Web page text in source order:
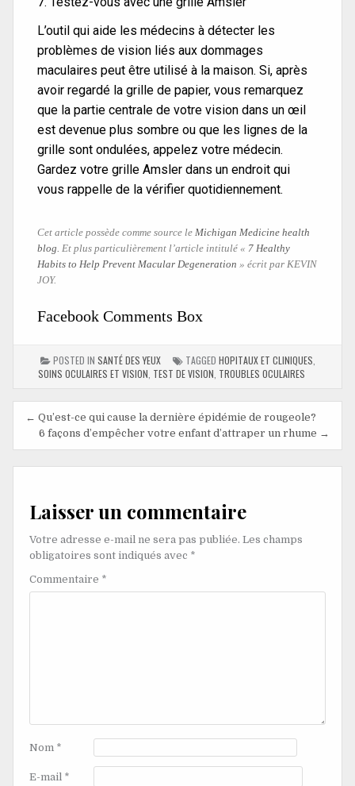
L’outil qui aide les médecins à détecter les
problèmes de vision liés aux dommages
maculaires peut être utilisé à la maison. Si, après
avoir regardé la grille de papier, vous remarquez
que la partie centrale de votre vision dans un œil
est devenue plus sombre ou que les lignes de la
grille sont ondulées, appelez votre médecin.
Gardez votre grille Amsler dans un endroit qui
vous rappelle de la vérifier quotidiennement.
Cet article possède comme source le Michigan Medicine health
blog. Et plus particulièrement l’article intitulé « 7 Healthy
Habits to Help Prevent Macular Degeneration » écrit par KEVIN
JOY.
Facebook Comments Box
POSTED IN SANTÉ DES YEUX TAGGED HOPITAUX ET CLINIQUES
SOINS OCULAIRES ET VISION TEST DE VISION TROUBLES OCULAIRES
← Qu’est-ce qui cause la dernière épidémie de rougeole?
6 façons d’empêcher votre enfant d’attraper un rhume →
Laisser un commentaire
Votre adresse e-mail ne sera pas publiée. Les champs
obligatoires sont indiqués avec *
Commentaire *
Nom *
E-mail *